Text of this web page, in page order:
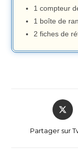
1 compteur
1 boîte de
2 fiches de
Partager sur